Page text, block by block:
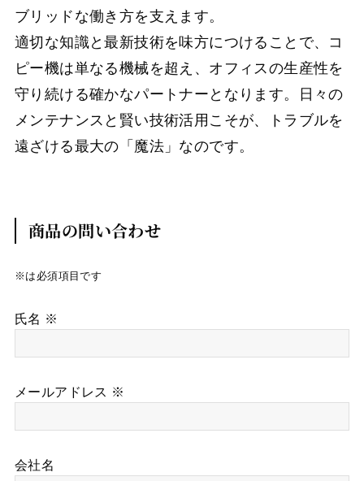
ブリッドな働き方を支えます。
適切な知識と最新技術を味方につけることで、コ
ピー機は単なる機械を超え、オフィスの生産性を
守り続ける確かなパートナーとなります。日々の
メンテナンスと賢い技術活用こそが、トラブルを
遠ざける最大の「魔法」なのです。
商品の問い合わせ
※は必須項目です
氏名 ※
メールアドレス ※
会社名